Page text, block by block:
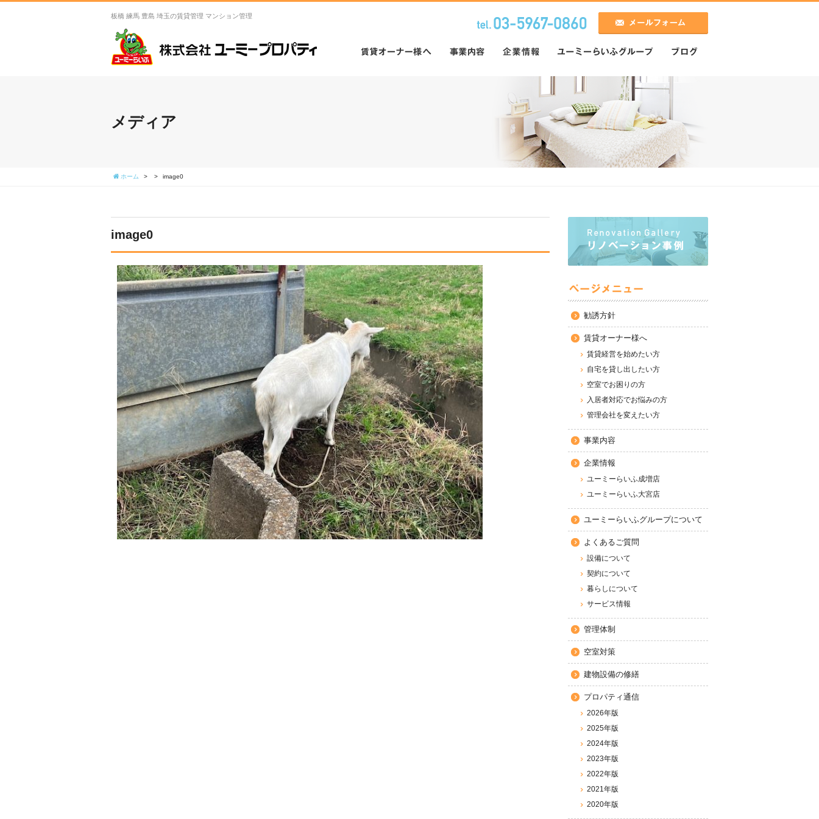
板橋 練馬 豊島 埼玉の賃貸管理 マンション管理
メディア
ホーム > > image0
image0
勧誘方針
賃貸オーナー様へ
賃貸経営を始めたい方
自宅を貸し出したい方
空室でお困りの方
入居者対応でお悩みの方
管理会社を変えたい方
事業内容
企業情報
ユーミーらいふ成増店
ユーミーらいふ大宮店
ユーミーらいふグループについて
よくあるご質問
設備について
契約について
暮らしについて
サービス情報
管理体制
空室対策
建物設備の修繕
プロパティ通信
2026年版
2025年版
2024年版
2023年版
2022年版
2021年版
2020年版